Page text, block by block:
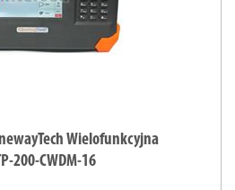
Wielofunkcyjna
200-CWDM-16